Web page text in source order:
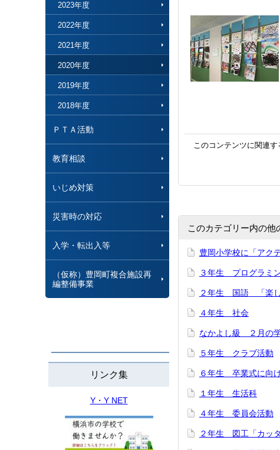
2023年度
2022年度
2021年度
2020年度
2019年度
2018年度
ＰＴＡ活動
教育相談
いじめ対策
災害時の対応
入学・転出入等
（仮称）豊岡町複合施設再
編整備事業
リンク集
Y・Y NET
このコンテンツに関連す
このカテゴリー内の他
豊岡小学校に「アク
３年生 プログラミ
２年生 国語 「楽し
４年生 社会
なかよし級 ２月の
５年生 クラブ活動
６年生 卒業式に向
１年生 生活科
４年生 委員会活動
２年生 図工「カッ